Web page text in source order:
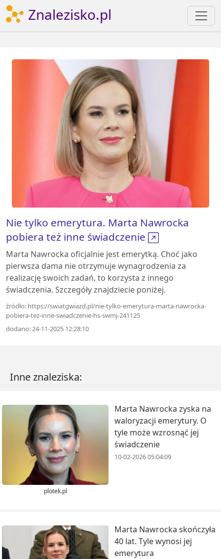
Znalezisko.pl
Nie tylko emerytura. Marta Nawrocka
pobiera też inne świadczenie
Marta Nawrocka oficjalnie jest emerytką. Choć jako
pierwsza dama nie otrzymuje wynagrodzenia za
realizację swoich zadań, to korzysta z innego
świadczenia. Szczegóły znajdziecie poniżej.
źródło: https://swiatgwiazd.pl/nie-tylko-emerytura-marta-nawrocka-
pobiera-tez-inne-swiadczenie-hs-swmj-241125
dodano: 24-11-2025 12:28:10
Inne znaleziska:
plotek.pl
Marta Nawrocka zyska na
waloryzacji emerytury. O
tyle może wzrosnąć jej
świadczenie
10-02-2026 05:04:09
Marta Nawrocka skończyła
40 lat. Tyle wynosi jej
emerytura